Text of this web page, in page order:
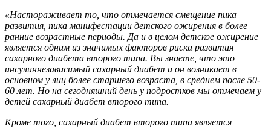
«Настораживает то, что отмечается смещение пика
развития, пика манифестации детского ожирения в более
ранние возрастные периоды. Да и в целом детское ожирение
является одним из значимых факторов риска развития
сахарного диабета второго типа. Вы знаете, что это
инсулиннезависимый сахарный диабет и он возникает в
основном у лиц более старшего возраста, в среднем после 50-
60 лет. Но на сегодняшний день у подростков мы отмечаем у
детей сахарный диабет второго типа.
Кроме того, сахарный диабет второго типа является